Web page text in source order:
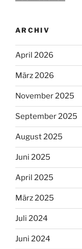
ARCHIV
April 2026
März 2026
November 2025
September 2025
August 2025
Juni 2025
April 2025
März 2025
Juli 2024
Juni 2024